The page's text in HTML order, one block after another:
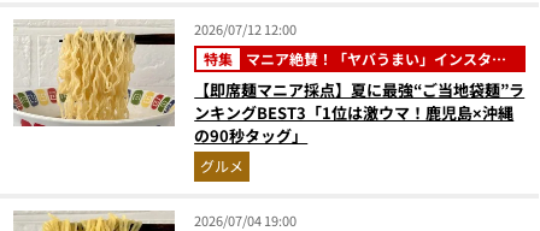
2026/07/12 12:00
特集
マニア絶賛！「ヤバうまい」インスタン
ト麺ベスト3
【即席麺マニア採点】夏に最強“ご当地袋麺”ラ
ンキングBEST3「1位は激ウマ！鹿児島×沖縄
の90秒タッグ」
グルメ
2026/07/04 19:00